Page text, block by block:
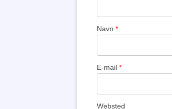
Navn *
E-mail *
Websted